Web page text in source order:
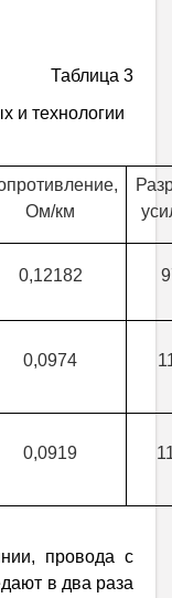
Таблица 3
и технологии
Ом/км
0,12182
0,0974
0,0919
провода с
в два раза